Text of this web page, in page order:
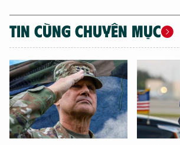
TIN CÙNG CHUYÊN MỤC
XIN CHÀO,
TÔI LÀ CHATBOT CỦA